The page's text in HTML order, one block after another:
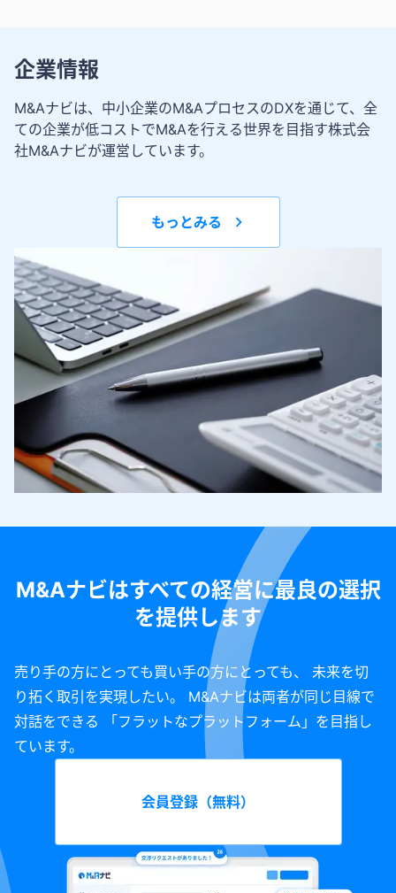
企業情報
M&Aナビは、中小企業のM&AプロセスのDXを通じて、全
ての企業が低コストでM&Aを行える世界を目指す株式会
社M&Aナビが運営しています。
もっとみる
M&Aナビはすべての経営に最良の選択
を提供します
売り手の方にとっても買い手の方にとっても、 未来を切
り拓く取引を実現したい。 M&Aナビは両者が同じ目線で
対話をできる 「フラットなプラットフォーム」を目指し
ています。
会員登録（無料）